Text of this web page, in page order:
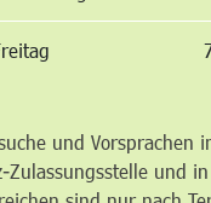
und Vorsprachen
Zulassungsstelle und